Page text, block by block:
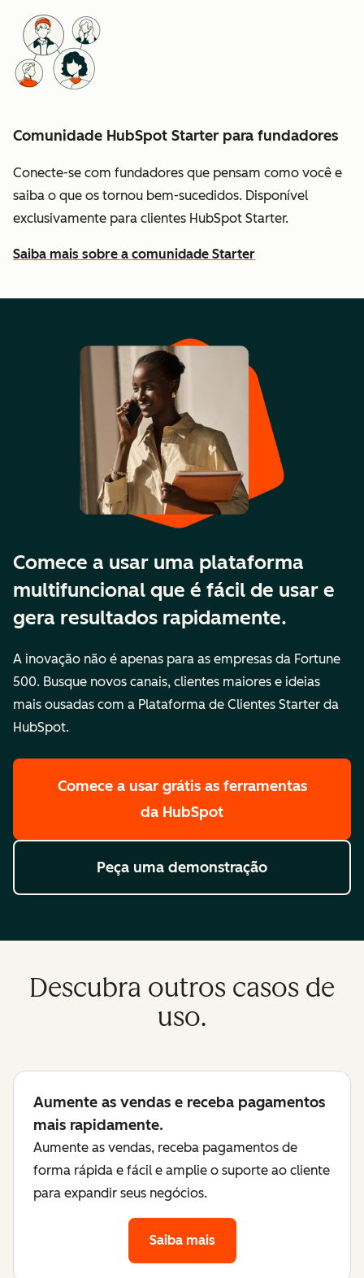
Comunidade HubSpot Starter para fundadores
Conecte-se com fundadores que pensam como você e
saiba o que os tornou bem-sucedidos. Disponível
exclusivamente para clientes HubSpot Starter.
Saiba mais sobre a comunidade Starter
Comece a usar uma plataforma
multifuncional que é fácil de usar e
gera resultados rapidamente.
A inovação não é apenas para as empresas da Fortune
500. Busque novos canais, clientes maiores e ideias
mais ousadas com a Plataforma de Clientes Starter da
HubSpot.
Comece a usar grátis as ferramentas
da HubSpot
Peça uma demonstração
Descubra outros casos de
uso.
Aumente as vendas e receba pagamentos
mais rapidamente.
Aumente as vendas, receba pagamentos de
forma rápida e fácil e amplie o suporte ao cliente
para expandir seus negócios.
Saiba mais